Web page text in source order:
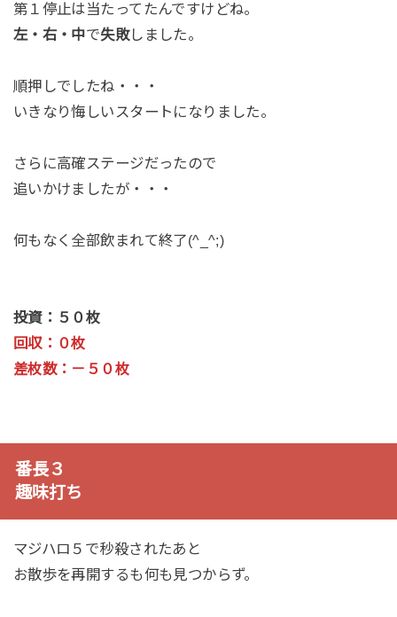
第１停止は当たってたんですけどね。
左・右・中で失敗しました。
順押しでしたね・・・
いきなり悔しいスタートになりました。
さらに高確ステージだったので
追いかけましたが・・・
何もなく全部飲まれて終了(^_^;)
投資：５０枚
回収：０枚
差枚数：－５０枚
番長３
趣味打ち
マジハロ５で秒殺されたあと
お散歩を再開するも何も見つからず。